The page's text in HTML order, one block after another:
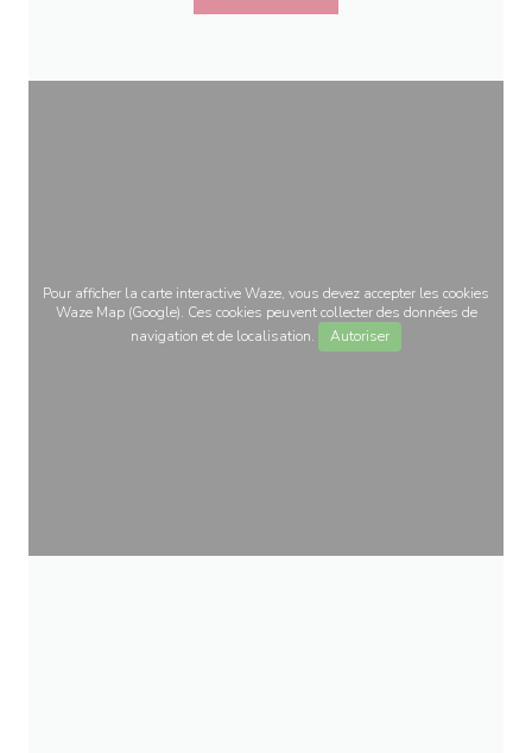
Pour afficher la carte interactive Waze, vous devez accepter les cookies
Waze Map (Google). Ces cookies peuvent collecter des données de
navigation et de localisation.
Autoriser